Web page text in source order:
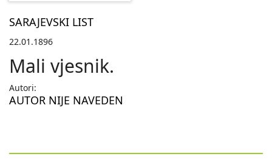
SARAJEVSKI LIST
22.01.1896
Mali vjesnik.
Autori:
AUTOR NIJE NAVEDEN